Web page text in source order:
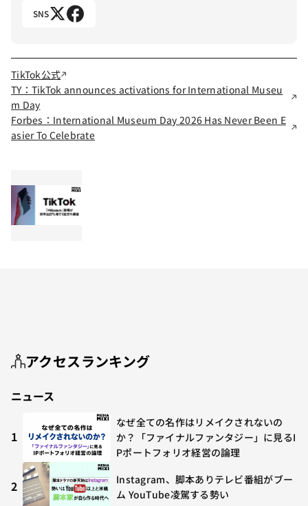
SNS
TikTok公式
TY：TikTok announces activations for International Museu
m Day
Forbes：International Museum Day 2026 Has Never Been E
asier To Celebrate
アクセスランキング
ニュース
1
なぜ全ての名作はリメイクされないの
か？「ファイナルファンタジー」に見るI
Pポートフォリオ経営の論理
2
Instagram、脚本ありテレビ番組がブー
ム YouTube凌駕する勢い